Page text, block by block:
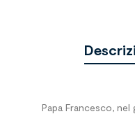
Papa Francesco,